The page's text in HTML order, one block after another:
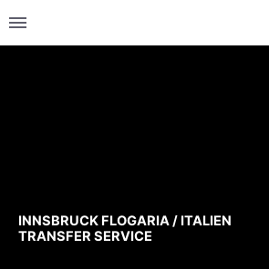
INNSBRUCK FLOGARIA / ITALIEN
TRANSFER SERVICE